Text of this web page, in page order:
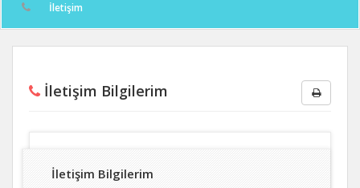
İletişim
İletişim Bilgilerim
İletişim Bilgilerim